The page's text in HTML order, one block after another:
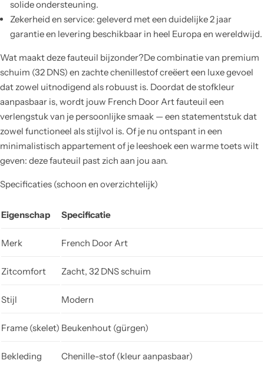
solide ondersteuning.
Zekerheid en service: geleverd met een duidelijke 2 jaar
garantie en levering beschikbaar in heel Europa en wereldwijd.
Wat maakt deze fauteuil bijzonder?De combinatie van premium
schuim (32 DNS) en zachte chenillestof creëert een luxe gevoel
dat zowel uitnodigend als robuust is. Doordat de stofkleur
aanpasbaar is, wordt jouw French Door Art fauteuil een
verlengstuk van je persoonlijke smaak — een statementstuk dat
zowel functioneel als stijlvol is. Of je nu ontspant in een
minimalistisch appartement of je leeshoek een warme toets wilt
geven: deze fauteuil past zich aan jou aan.
Specificaties (schoon en overzichtelijk)
Eigenschap Specificatie
Merk French Door Art
Zitcomfort Zacht, 32 DNS schuim
Stijl Modern
Frame (skelet) Beukenhout (gürgen)
Bekleding Chenille-stof (kleur aanpasbaar)